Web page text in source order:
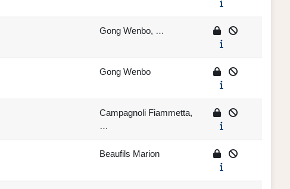
Gong Wenbo, …
Gong Wenbo
Campagnoli Fiammetta,
…
Beaufils Marion